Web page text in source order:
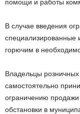
помощи и работы
В случае введения
специализированные
горючим в
Владельцы
самостоятельно
ограничению продажи
обстановки в